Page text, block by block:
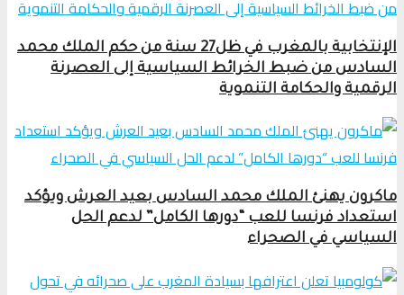
الإنتخابية بالمغرب في ظل27 سنة من حكم الملك محمد
السادس من ضبط الخرائط السياسية إلى العصرنة
الرقمية والحكامة التنموية
ماكرون يهنئ الملك محمد السادس بعيد العرش ويؤكد
استعداد فرنسا للعب “دورها الكامل” لدعم الحل
السياسي في الصحراء